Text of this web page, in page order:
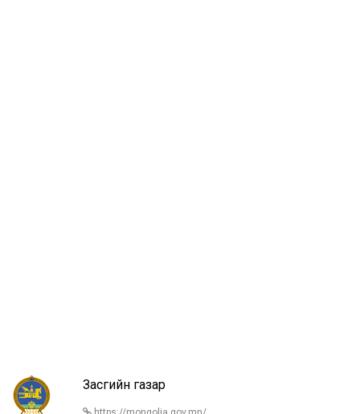
Засгийн газар